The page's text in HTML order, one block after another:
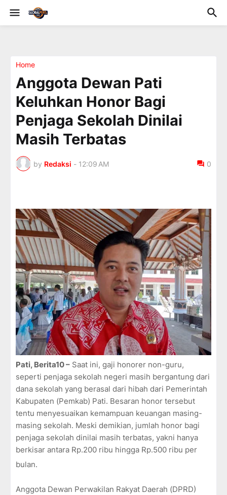
Home
Anggota Dewan Pati
Keluhkan Honor Bagi
Penjaga Sekolah Dinilai
Masih Terbatas
by Redaksi - 12:09 AM 0
Pati, Berita10– Saat ini, gaji honorer non-guru,
seperti penjaga sekolah negeri masih bergantung dari
dana sekolah yang berasal dari hibah dari Pemerintah
Kabupaten (Pemkab) Pati. Besaran honor tersebut
tentu menyesuaikan kemampuan keuangan masing-
masing sekolah. Meski demikian, jumlah honor bagi
penjaga sekolah dinilai masih terbatas, yakni hanya
berkisar antara Rp.200 ribu hingga Rp.500 ribu per
bulan.
Anggota Dewan Perwakilan Rakyat Daerah (DPRD)